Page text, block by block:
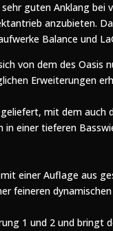
guten Anklang bei
anzubieten.
Balance und
von dem des Oasis
Erweiterungen
mit dem auch
in einer tieferen
einer Auflage aus
feineren
1 und 2 und bringt